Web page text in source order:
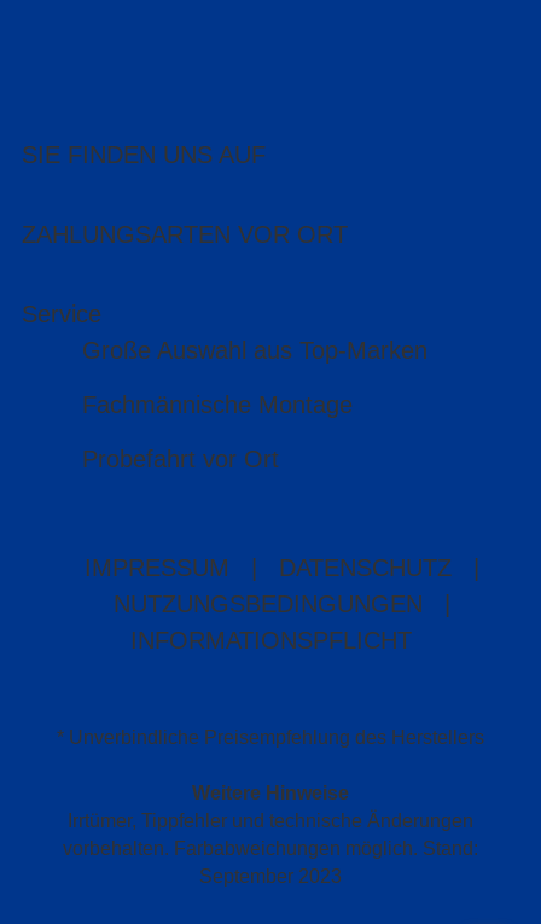
SIE FINDEN UNS AUF
ZAHLUNGSARTEN VOR ORT
Service
Große Auswahl aus Top-Marken
Fachmännische Montage
Probefahrt vor Ort
IMPRESSUM DATENSCHUTZ
NUTZUNGSBEDINGUNGEN
INFORMATIONSPFLICHT
* Unverbindliche Preisempfehlung des Herstellers
Weitere Hinweise
Irrtümer, Tippfehler und technische Änderungen
vorbehalten. Farbabweichungen möglich. Stand:
September 2023